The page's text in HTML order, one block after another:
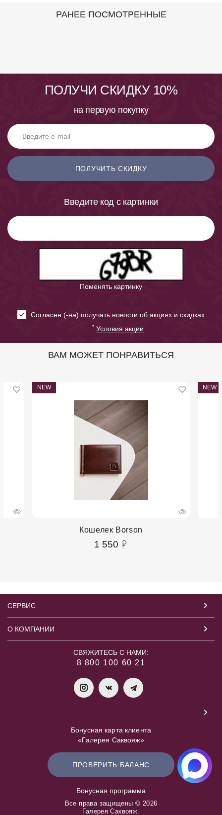
РАНЕЕ ПОСМОТРЕННЫЕ
ПОЛУЧИ СКИДКУ 10%
на первую покупку
ПОЛУЧИТЬ СКИДКУ
Введите код с картинки
Поменять картинку
Cогласен (-на) получать новости об акциях и скидках
* Условия акции
ВАМ МОЖЕТ ПОНРАВИТЬСЯ
NEW
Кошелек Borson
1 550
NEW
СЕРВИС
О КОМПАНИИ
СВЯЖИТЕСЬ С НАМИ:
8 800 100 60 21
Бонусная карта клиента
«Галерея Саквояж»
ПРОВЕРИТЬ БАЛАНС
Бонусная программа
Все права защищены © 2026
Галерея Саквояж.